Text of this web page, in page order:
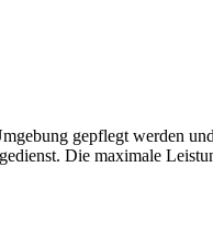
gepflegt werden
Die maximale